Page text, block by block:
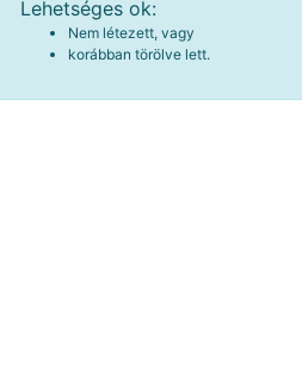
Lehetséges ok:
Nem létezett, vagy
korábban törölve lett.